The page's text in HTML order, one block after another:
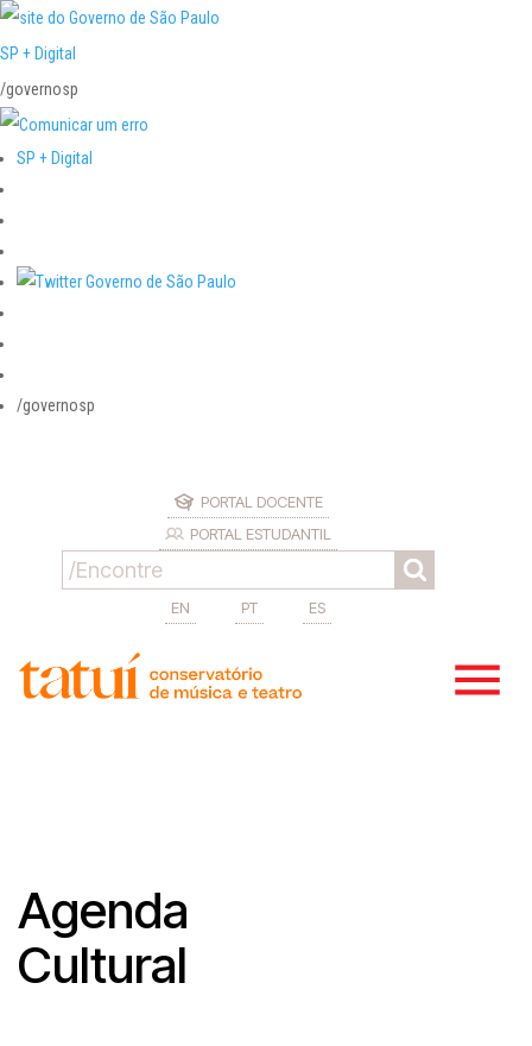
SP + Digital
/governosp
SP + Digital
/governosp
PORTAL DOCENTE
PORTAL ESTUDANTIL
EN PT ES
Agenda
Cultural